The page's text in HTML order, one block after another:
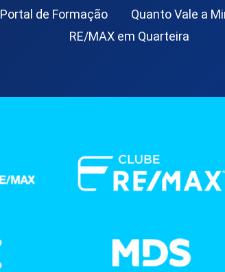
Portal de Formação Quanto Vale a
RE/MAX em Quarteira